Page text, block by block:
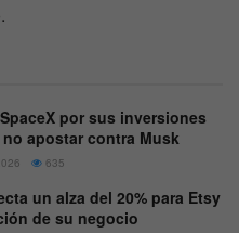
por sus inversiones
apostar contra Musk
635
un alza del 20% para Etsy
de su negocio